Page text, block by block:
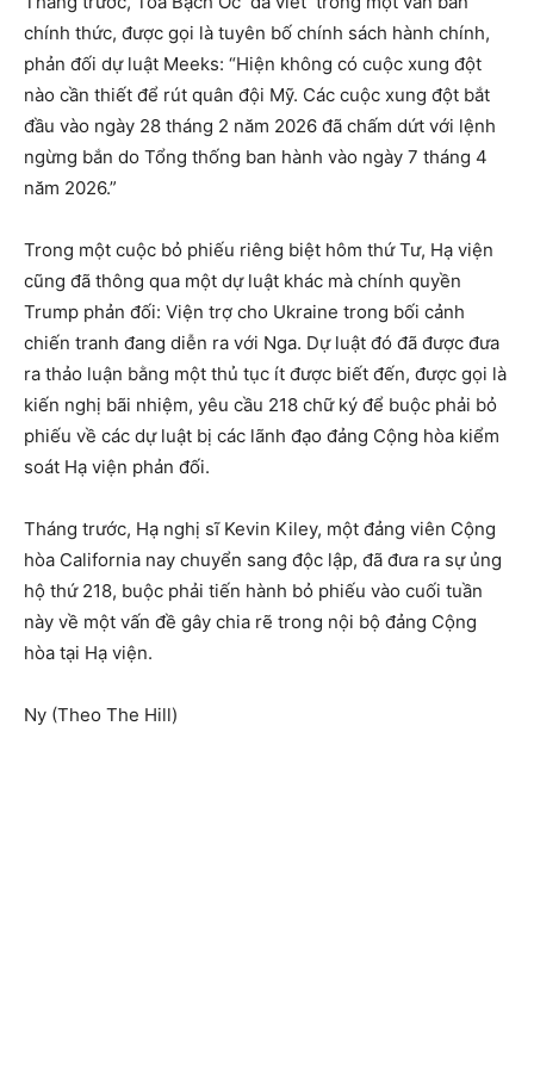
chính thức, được gọi là tuyên bố chính sách hành chính,
phản đối dự luật Meeks: “Hiện không có cuộc xung đột
nào cần thiết để rút quân đội Mỹ. Các cuộc xung đột bắt
đầu vào ngày 28 tháng 2 năm 2026 đã chấm dứt với lệnh
ngừng bắn do Tổng thống ban hành vào ngày 7 tháng 4
năm 2026.”
Trong một cuộc bỏ phiếu riêng biệt hôm thứ Tư, Hạ viện
cũng đã thông qua một dự luật khác mà chính quyền
Trump phản đối: Viện trợ cho Ukraine trong bối cảnh
chiến tranh đang diễn ra với Nga. Dự luật đó đã được đưa
ra thảo luận bằng một thủ tục ít được biết đến, được gọi là
kiến ​​nghị bãi nhiệm, yêu cầu 218 chữ ký để buộc phải bỏ
phiếu về các dự luật bị các lãnh đạo đảng Cộng hòa kiểm
soát Hạ viện phản đối.
Tháng trước, Hạ nghị sĩ Kevin Kiley, một đảng viên Cộng
hòa California nay chuyển sang độc lập, đã đưa ra sự ủng
hộ thứ 218, buộc phải tiến hành bỏ phiếu vào cuối tuần
này về một vấn đề gây chia rẽ trong nội bộ đảng Cộng
hòa tại Hạ viện.
Ny (Theo The Hill)